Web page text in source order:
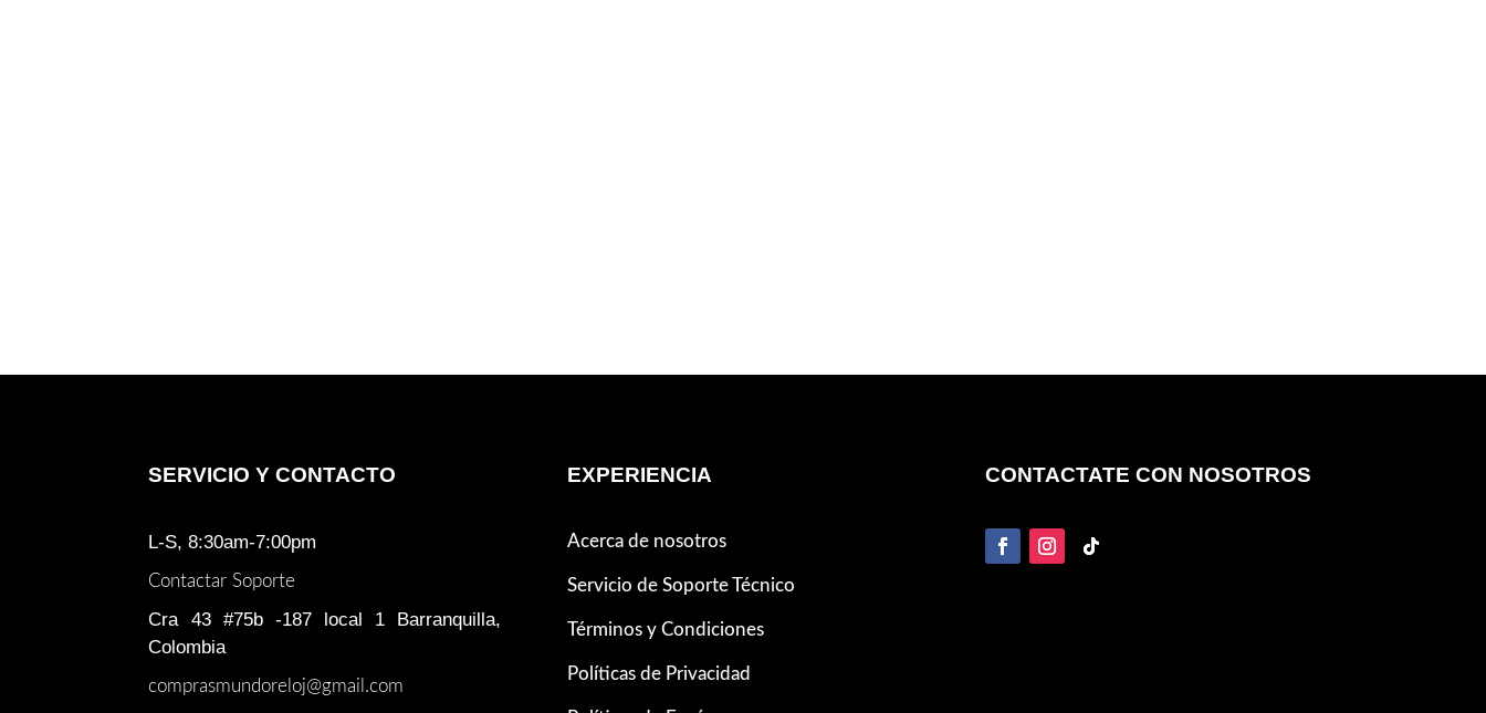
SERVICIO Y CONTACTO
L-S, 8:30am-7:00pm
Contactar Soporte
Cra 43 #75b -187 local 1 Barranquilla,
Colombia
comprasmundoreloj@gmail.com
EXPERIENCIA
Acerca de nosotros
Servicio de Soporte Técnico
Términos y Condiciones
Políticas de Privacidad
CONTACTATE CON NOSOTROS